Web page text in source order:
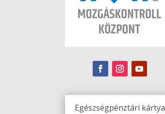
Egészségpénztári kártya